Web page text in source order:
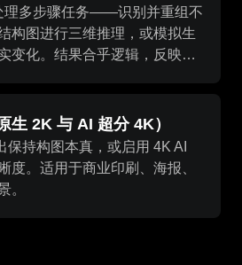
理多步骤任务——识别并重组不
构图进行三维推理，或模拟生
变化。结果合乎逻辑，反映自
生 2K 与 AI 超分 4K）
保持构图本真，或启用 4K AI
度。适用于商业印刷、海报、
。